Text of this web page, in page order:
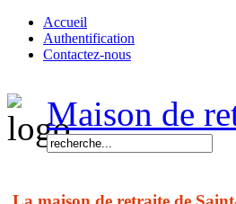
Accueil
Authentification
Contactez-nous
Maison de